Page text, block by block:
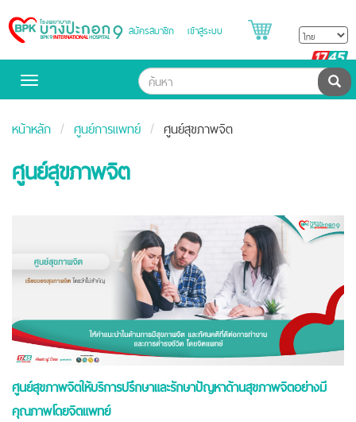
Bangpakok
Hospital
สมัครสมาชิก เข้าสู่ระบบ
Toggle
ค้น
หน้าหลัก ศูนย์การแพทย์ ศูนย์สุขภาพจิต
ศูนย์สุขภาพจิต
ศูนย์สุขภาพจิตให้บริการปรึกษาและรักษาปัญหาด้านสุขภาพจิตอย่างมี
คุณภาพโดยจิตแพทย์